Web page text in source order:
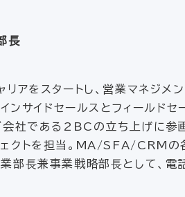
長
アをスタートし、営業マネジメ
ンサイドセールスとフィールドセ
社である2BCの立ち上げに参
ェクトを担当。MA/SFA/CRM
業部⻑兼事業戦略部⻑として